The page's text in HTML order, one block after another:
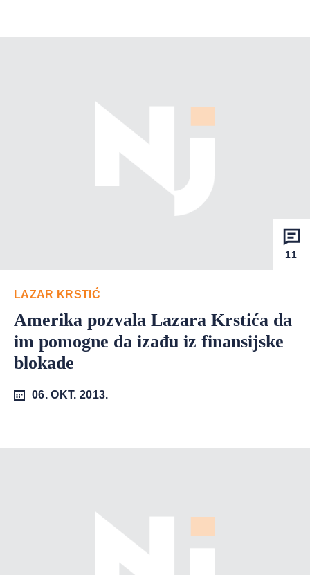
11
LAZAR KRSTIĆ
Amerika pozvala Lazara Krstića da
im pomogne da izađu iz finansijske
blokade
06. OKT. 2013.